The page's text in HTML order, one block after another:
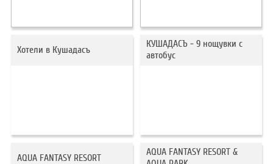
НОВА ГОДИНА 2027
ОБЩИ УСЛОВИЯ ПАКЕТНИ
ПЪТУВАНИЯ
ПОЛИТИКА ЗА ПОВЕРИТЕЛНОСТ
Хотели в Кушадасъ
КУШАДАСЪ - 9 нощувки с
автобус
AQUA FANTASY RESORT
AQUA FANTASY RESORT &